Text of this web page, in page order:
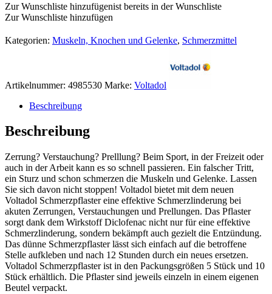
Zur Wunschliste hinzufügenist bereits in der Wunschliste
Zur Wunschliste hinzufügen
Kategorien: Muskeln, Knochen und Gelenke, Schmerzmittel
Artikelnummer: 4985530 Marke: Voltadol
Beschreibung
Beschreibung
Zerrung? Verstauchung? Prelllung? Beim Sport, in der Freizeit oder
auch in der Arbeit kann es so schnell passieren. Ein falscher Tritt,
ein Sturz und schon schmerzen die Muskeln und Gelenke. Lassen
Sie sich davon nicht stoppen! Voltadol bietet mit dem neuen
Voltadol Schmerzpflaster eine effektive Schmerzlinderung bei
akuten Zerrungen, Verstauchungen und Prellungen. Das Pflaster
sorgt dank dem Wirkstoff Diclofenac nicht nur für eine effektive
Schmerzlinderung, sondern bekämpft auch gezielt die Entzündung.
Das dünne Schmerzpflaster lässt sich einfach auf die betroffene
Stelle aufkleben und nach 12 Stunden durch ein neues ersetzen.
Voltadol Schmerzpflaster ist in den Packungsgrößen 5 Stück und 10
Stück erhältlich. Die Pflaster sind jeweils einzeln in einem eigenen
Beutel verpackt.